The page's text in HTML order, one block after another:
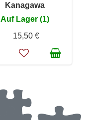
Kanagawa
Auf Lager (1)
15,50 €